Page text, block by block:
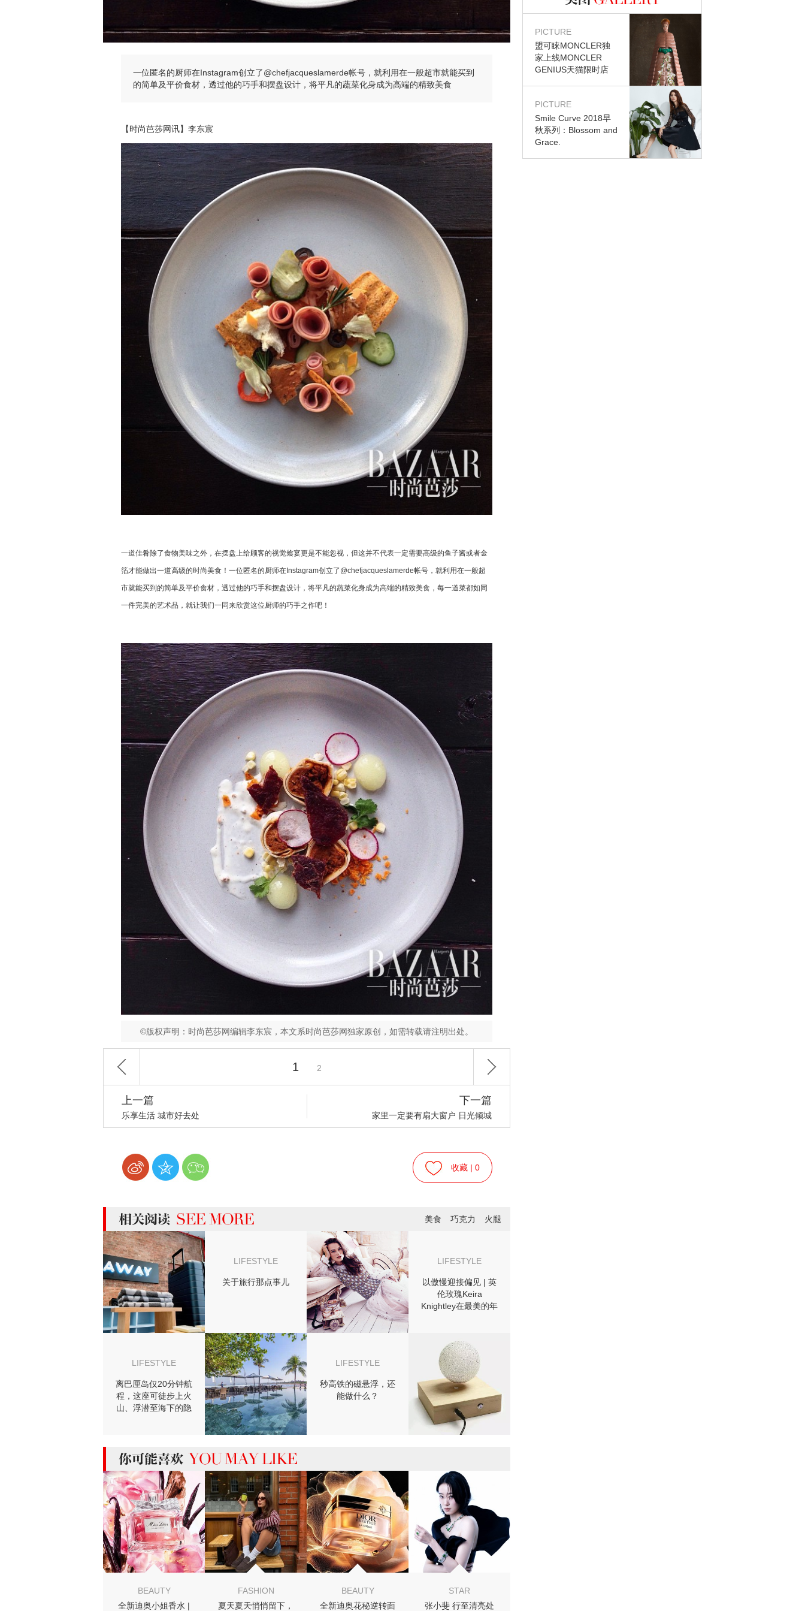
一位匿名的厨师在Instagram创立了@chefjacqueslamerde帐号，就利用在一般超市就能买到
的简单及平价食材，透过他的巧手和摆盘设计，将平凡的蔬菜化身成为高端的精致美食
【时尚芭莎网讯】李东宸
一道佳肴除了食物美味之外，在摆盘上给顾客的视觉飨宴更是不能忽视，但这并不代表一定需要高级的鱼子酱或者金
箔才能做出一道高级的时尚美食！一位匿名的厨师在Instagram创立了@chefjacqueslamerde帐号，就利用在一般超
市就能买到的简单及平价食材，透过他的巧手和摆盘设计，将平凡的蔬菜化身成为高端的精致美食，每一道菜都如同
一件完美的艺术品，就让我们一同来欣赏这位厨师的巧手之作吧！
©版权声明：时尚芭莎网编辑李东宸，本文系时尚芭莎网独家原创，如需转载请注明出处。
1 2
上一篇
乐享生活 城市好去处
下一篇
家里一定要有扇大窗户 日光倾城
收藏 | 0
more 相关阅读
美食 巧克力 火腿
LIFESTYLE
关于旅行那点事儿
LIFESTYLE
以傲慢迎接偏见 | 英
伦玫瑰Keira
Knightley在最美的年
LIFESTYLE
离巴厘岛仅20分钟航
程，这座可徒步上火
山、浮潜至海下的隐
LIFESTYLE
秒高铁的磁悬浮，还
能做什么？
MIGHT LIKE 你可能喜欢
BEAUTY
全新迪奥小姐香水 |
FASHION
夏天夏天悄悄留下，
BEAUTY
全新迪奥花秘逆转面
STAR
张小斐 行至清亮处
图库
PICTURE
盟可睐MONCLER独
家上线MONCLER
GENIUS天猫限时店
PICTURE
Smile Curve 2018早
秋系列：Blossom and
Grace.